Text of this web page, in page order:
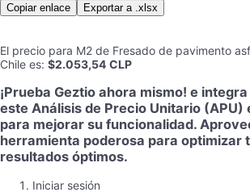
Copiar enlace Exportar a .xlsx
El precio para M2 de Fresado de pavimento
Chile es: $2.053,54 CLP
¡Prueba Geztio ahora mismo! e
este Análisis de Precio Unitario (APU)
para mejorar su funcionalidad.
herramienta poderosa para optimizar
resultados óptimos.
Iniciar sesión